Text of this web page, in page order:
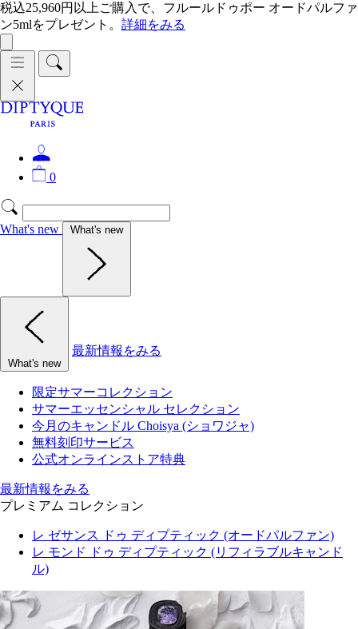
税込25,960円以上ご購入で、フルールドゥポー オードパルファ
ン5mlをプレゼント。 詳細をみる
0
What's new What's new
What's new
最新情報をみる
限定サマーコレクション
サマーエッセンシャル セレクション
今月のキャンドル Choisya (ショワジャ)
無料刻印サービス
公式オンラインストア特典
最新情報をみる
プレミアム コレクション
レ ゼサンス ドゥ ディプティック (オードパルファン)
レ モンド ドゥ ディプティック (リフィラブルキャンド
ル)